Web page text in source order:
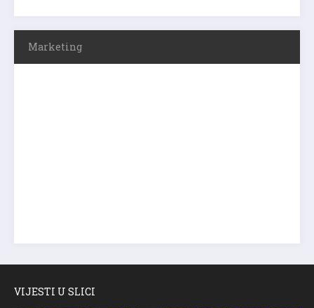
Marketing
VIJESTI U SLICI